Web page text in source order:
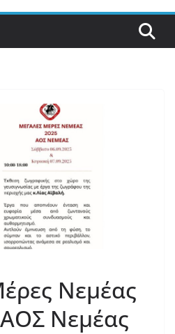
Νεμέας
Νεμέας